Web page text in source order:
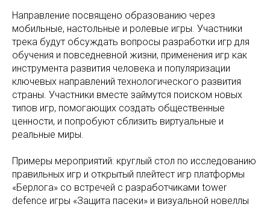
Направление посвящено образованию через
мобильные, настольные и ролевые игры. Участники
трека будут обсуждать вопросы разработки игр для
обучения и повседневной жизни, применения игр как
инструмента развития человека и популяризации
ключевых направлений технологического развития
страны. Участники вместе займутся поиском новых
типов игр, помогающих создать общественные
ценности, и попробуют сблизить виртуальные и
реальные миры.
Примеры мероприятий: круглый стол по исследованию
правильных игр и открытый плейтест игр платформы
«Берлога» со встречей с разработчиками tower
defence игры «Защита пасеки» и визуальной новеллы